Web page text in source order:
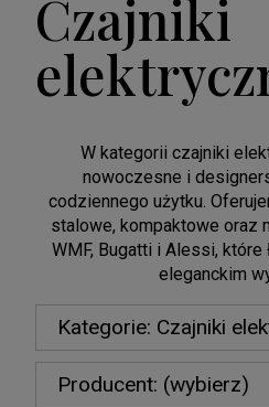
Czajniki
W kategorii czajniki
nowoczesne i
codziennego użytku.
stalowe, kompaktowe oraz
WMF, Bugatti i Alessi, które
eleganckim
Kategorie: Czajniki
Producent: (wybierz)